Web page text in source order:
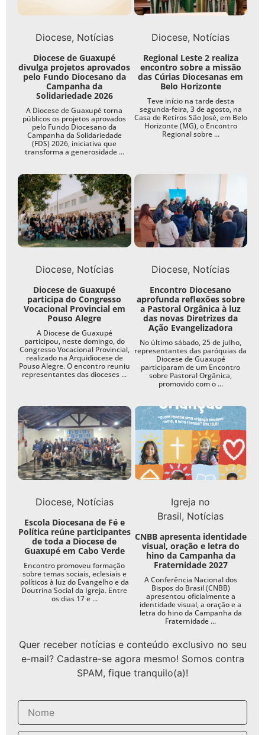
Diocese Notícias
Diocese de Guaxupé
divulga projetos aprovados
pelo Fundo Diocesano da
Campanha da
Solidariedade 2026
A Diocese de Guaxupé torna
públicos os projetos aprovados
pelo Fundo Diocesano da
Campanha da Solidariedade
(FDS) 2026, iniciativa que
transforma a generosidade ...
Diocese Notícias
Regional Leste 2 realiza
encontro sobre a missão
das Cúrias Diocesanas em
Belo Horizonte
Teve início na tarde desta
segunda-feira, 3 de agosto, na
Casa de Retiros São José, em Belo
Horizonte (MG), o Encontro
Regional sobre ...
Diocese Notícias
Diocese de Guaxupé
participa do Congresso
Vocacional Provincial em
Pouso Alegre
A Diocese de Guaxupé
participou, neste domingo, do
Congresso Vocacional Provincial,
realizado na Arquidiocese de
Pouso Alegre. O encontro reuniu
representantes das dioceses ...
Diocese Notícias
Encontro Diocesano
aprofunda reflexões sobre
a Pastoral Orgânica à luz
das novas Diretrizes da
Ação Evangelizadora
No último sábado, 25 de julho,
representantes das paróquias da
Diocese de Guaxupé
participaram de um Encontro
sobre Pastoral Orgânica,
promovido com o ...
Diocese Notícias
Escola Diocesana de Fé e
Política reúne participantes
de toda a Diocese de
Guaxupé em Cabo Verde
Encontro promoveu formação
sobre temas sociais, eclesiais e
políticos à luz do Evangelho e da
Doutrina Social da Igreja. Entre
os dias 17 e ...
Igreja no
Brasil Notícias
CNBB apresenta identidade
visual, oração e letra do
hino da Campanha da
Fraternidade 2027
A Conferência Nacional dos
Bispos do Brasil (CNBB)
apresentou oficialmente a
identidade visual, a oração e a
letra do hino da Campanha da
Fraternidade ...
Quer receber notícias e conteúdo exclusivo no seu
e-mail? Cadastre-se agora mesmo! Somos contra
SPAM, fique tranquilo(a)!